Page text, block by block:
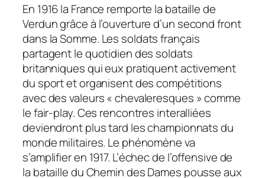
En 1916 la France remporte la bataille de
Verdun grâce à l’ouverture d’un second front
dans la Somme. Les soldats français
partagent le quotidien des soldats
britanniques qui eux pratiquent activement
du sport et organisent des compétitions
avec des valeurs « chevaleresques » comme
le fair-play. Ces rencontres interalliées
deviendront plus tard les championnats du
monde militaires. Le phénomène va
s’amplifier en 1917. L’échec de l’offensive de
la bataille du Chemin des Dames pousse aux